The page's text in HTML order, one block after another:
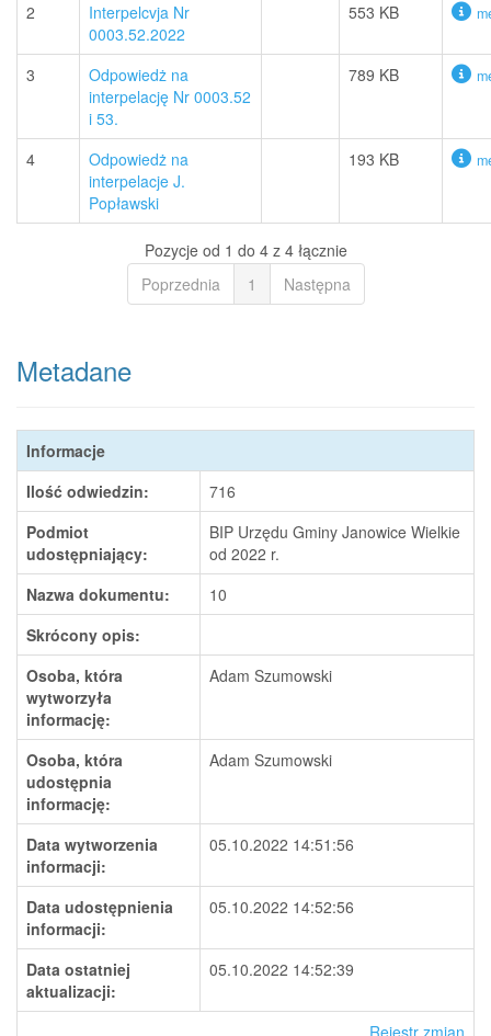
2
Interpelcvja Nr
0003.52.2022
553 KB
3
Odpowiedż na
interpelację Nr 0003.52
i 53.
789 KB
4
Odpowiedż na
interpelacje J.
Popławski
193 KB
Pozycje od 1 do 4 z 4 łącznie
Poprzednia
1 Następna
Metadane
Informacje
Ilość odwiedzin:
716
Podmiot
udostępniający:
BIP Urzędu Gminy Janowice Wielkie
od 2022 r.
Nazwa dokumentu:
10
Skrócony opis:
Osoba, która
wytworzyła
informację:
Adam Szumowski
Osoba, która
udostępnia
informację:
Adam Szumowski
Data wytworzenia
informacji:
05.10.2022 14:51:56
Data udostępnienia
informacji:
05.10.2022 14:52:56
Data ostatniej
aktualizacji:
05.10.2022 14:52:39
Rejestr zmian